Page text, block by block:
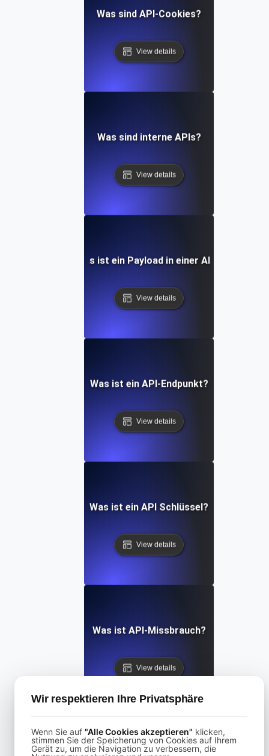
Was sind API-Cookies?
View details
Was sind interne APIs?
View details
Was ist ein Payload in einer API?
View details
Was ist ein API-Endpunkt?
View details
Was ist ein API Schlüssel?
View details
Was ist API-Missbrauch?
View details
Was ist API-Missbrauch?
Wir respektieren Ihre Privatsphäre
Wenn Sie auf "Alle Cookies akzeptieren" klicken,
stimmen Sie der Speicherung von Cookies auf Ihrem
Gerät zu, um die Navigation zu verbessern, die